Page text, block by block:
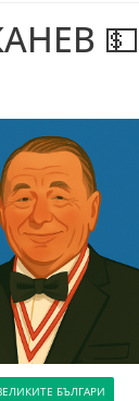
БЪЛГАРИ